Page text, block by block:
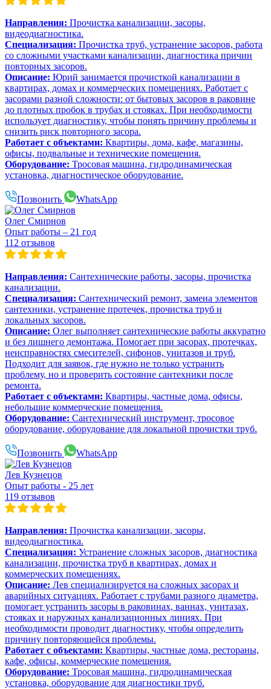
Направления: Прочистка канализации, засоры,
видеодиагностика.
Специализация: Прочистка труб, устранение засоров, работа
со сложными участками канализации, диагностика причин
повторных засоров.
Описание: Юрий занимается прочисткой канализации в
квартирах, домах и коммерческих помещениях. Работает с
засорами разной сложности: от бытовых засоров в раковине
до плотных пробок в трубах и стояках. При необходимости
использует диагностику, чтобы понять причину проблемы и
снизить риск повторного засора.
Работает с объектами: Квартиры, дома, кафе, магазины,
офисы, подвальные и технические помещения.
Оборудование: Тросовая машина, гидродинамическая
установка, диагностическое оборудование.
Позвонить WhatsApp
Олег Смирнов
Опыт работы – 21 год
112 отзывов
Направления: Сантехнические работы, засоры, прочистка
канализации.
Специализация: Сантехнический ремонт, замена элементов
сантехники, устранение протечек, прочистка труб и
локальных засоров.
Описание: Олег выполняет сантехнические работы аккуратно
и без лишнего демонтажа. Помогает при засорах, протечках,
неисправностях смесителей, сифонов, унитазов и труб.
Подходит для заявок, где нужно не только устранить
проблему, но и проверить состояние сантехники после
ремонта.
Работает с объектами: Квартиры, частные дома, офисы,
небольшие коммерческие помещения.
Оборудование: Сантехнический инструмент, тросовое
оборудование, оборудование для локальной прочистки труб.
Позвонить WhatsApp
Лев Кузнецов
Опыт работы - 25 лет
119 отзывов
Направления: Прочистка канализации, засоры,
видеодиагностика.
Специализация: Устранение сложных засоров, диагностика
канализации, прочистка труб в квартирах, домах и
коммерческих помещениях.
Описание: Лев специализируется на сложных засорах и
аварийных ситуациях. Работает с трубами разного диаметра,
помогает устранить засоры в раковинах, ваннах, унитазах,
стояках и наружных канализационных линиях. При
необходимости проводит диагностику, чтобы определить
причину повторяющейся проблемы.
Работает с объектами: Квартиры, частные дома, рестораны,
кафе, офисы, коммерческие помещения.
Оборудование: Тросовая машина, гидродинамическая
установка, оборудование для диагностики труб.